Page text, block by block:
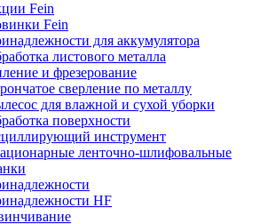
Fein
Fein
для аккумулятора
листового металла
и фрезерование
сверление по металлу
для влажной и сухой уборки
поверхности
инструмент
ленточно-шлифовальные
HF